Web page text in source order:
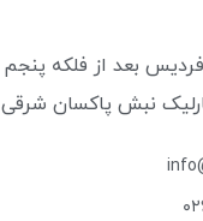
فردیس بعد از فلکه پنجم
نبش پاکسان شرقی